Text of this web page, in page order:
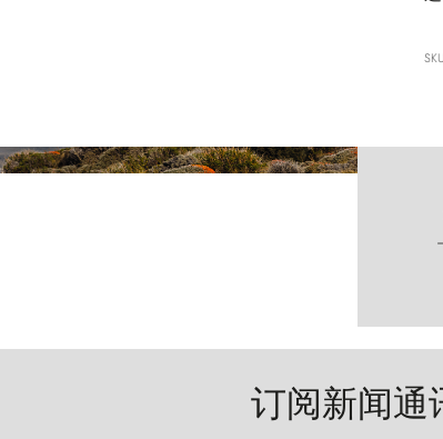
订阅新闻通